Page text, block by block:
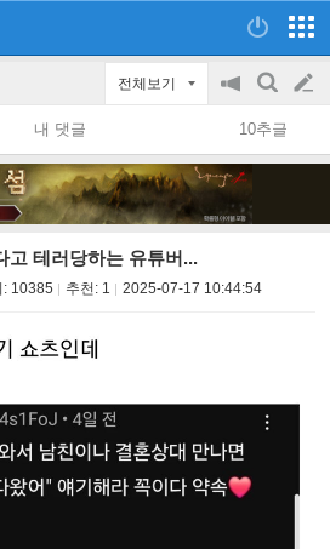
전체보기
공
지
on/off
검
색
글
쓰
내 댓글 10추글
고 테러당하는 유튜버...
: 10385 추천: 1 2025-07-17 10:44:54